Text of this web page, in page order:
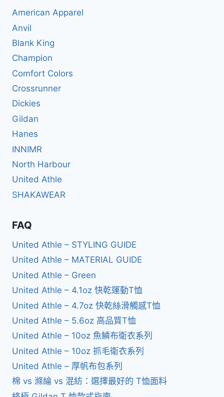
American Apparel
Anvil
Blank King
Champion
Comfort Colors
Crossrunner
Dickies
Gildan
Hanes
INNIMR
North Harbour
United Athle
SHAKAWEAR
FAQ
United Athle – STYLING GUIDE
United Athle – MATERIAL GUIDE
United Athle – Green
United Athle – 4.1oz 快乾運動T恤
United Athle – 4.7oz 快乾絲滑觸感T恤
United Athle – 5.6oz 高品質T恤
United Athle – 10oz 魚鱗布衛衣系列
United Athle – 10oz 抓毛衛衣系列
United Athle – 厚帆布包系列
棉 vs 滌綸 vs 混紡：選擇最好的 T恤面料